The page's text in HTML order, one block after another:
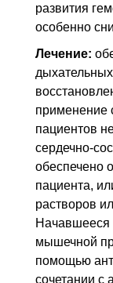
развития
особенно
Лечение:
применение
пациентов
сердечно-
обеспечено
пациента,
растворов
Начавшееся
мышечной
помощью
сочетании с